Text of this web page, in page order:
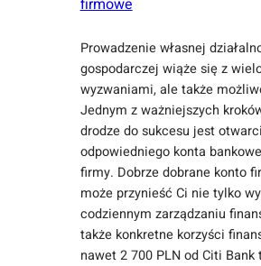
Prowadzenie własnej
gospodarczej wiąże się z
wyzwaniami, ale także
Jednym z ważniejszych
drodze do sukcesu jest
odpowiedniego konta
firmy. Dobrze dobrane konto
może przynieść Ci nie tylko
codziennym zarządzaniu
także konkretne korzyści
nawet 2 700 PLN od Citi Bank